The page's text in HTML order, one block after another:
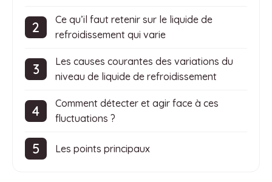
Ce qu’il faut retenir sur le liquide de
refroidissement qui varie
Les causes courantes des variations du
niveau de liquide de refroidissement
Comment détecter et agir face à ces
fluctuations ?
Les points principaux